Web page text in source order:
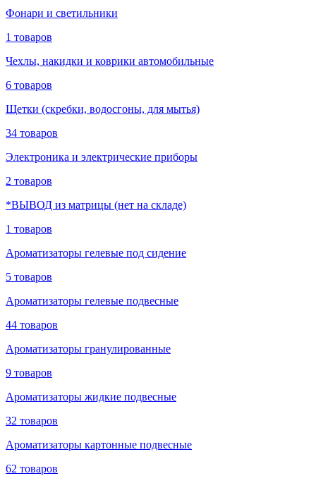
Фонари и светильники
1 товаров
Чехлы, накидки и коврики автомобильные
6 товаров
Щетки (скребки, водосгоны, для мытья)
34 товаров
Электроника и электрические приборы
2 товаров
*ВЫВОД из матрицы (нет на складе)
1 товаров
Ароматизаторы гелевые под сидение
5 товаров
Ароматизаторы гелевые подвесные
44 товаров
Ароматизаторы гранулированные
9 товаров
Ароматизаторы жидкие подвесные
32 товаров
Ароматизаторы картонные подвесные
62 товаров